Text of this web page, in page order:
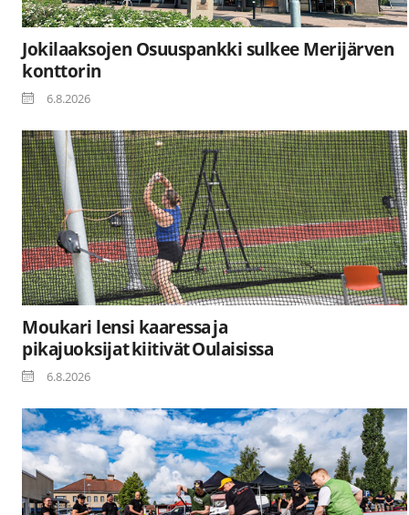
Jokilaaksojen Osuuspankki sulkee Merijärven
konttorin
6.8.2026
Moukari lensi kaaressa ja
pikajuoksijat kiitivät Oulaisissa
6.8.2026